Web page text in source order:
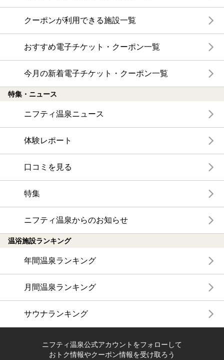
クーポンが利用できる施設一覧
おすすめ電子チケット・クーポン一覧
今月の新着電子チケット・クーポン一覧
特集・ニュース
ニフティ温泉ニュース
体験レポート
口コミを見る
特集
ニフティ温泉からのお知らせ
温浴施設ランキング
年間温泉ランキング
月間温泉ランキング
サウナランキング
ニフティ温泉公式アカウントをフォローして
おトク情報やクーポン情報を受け取ろう